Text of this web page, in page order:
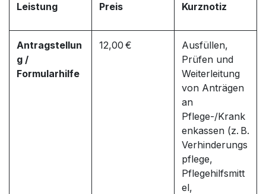
Leistung Preis Kurznotiz
Antragstellun
g /
Formularhilfe
12,00 €
Ausfüllen,
Prüfen und
Weiterleitung
von Anträgen
an
Pflege-/Krank
enkassen (z. B.
Verhinderungs
pflege,
Pflegehilfsmitt
el,